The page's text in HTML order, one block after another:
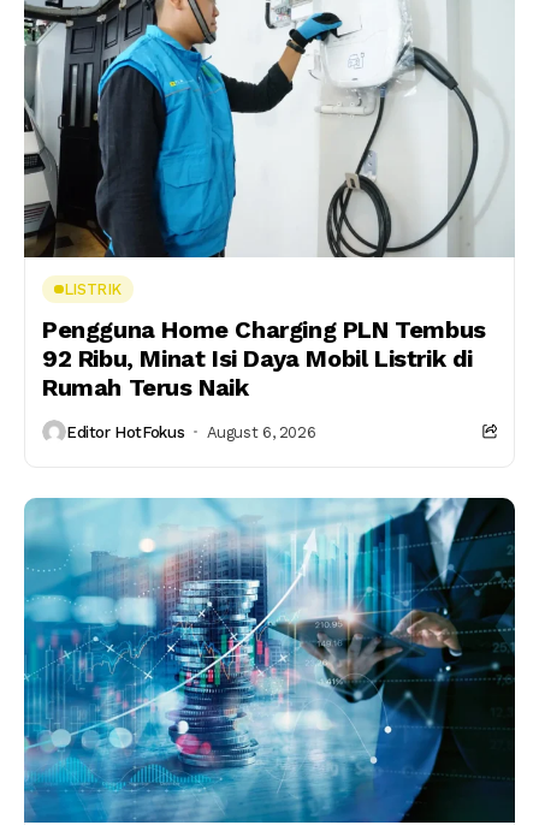
LISTRIK
Pengguna Home Charging PLN Tembus
92 Ribu, Minat Isi Daya Mobil Listrik di
Rumah Terus Naik
Editor HotFokus August 6, 2026